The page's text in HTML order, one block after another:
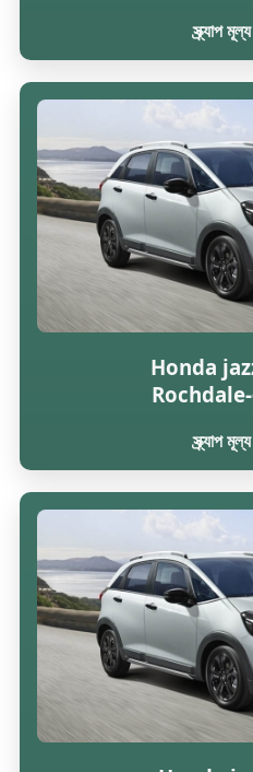
স্ক্র্যাপ
Honda
Rochdale-এ
স্ক্র্যাপ